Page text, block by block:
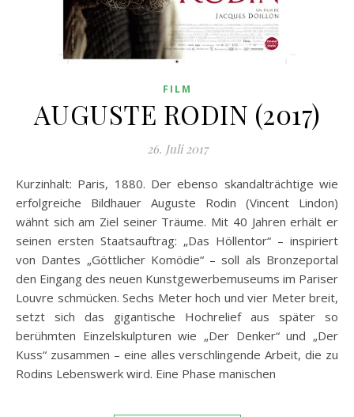
FILM
AUGUSTE RODIN (2017)
26. Juli 2017
Kurzinhalt: Paris, 1880. Der ebenso skandalträchtige wie
erfolgreiche Bildhauer Auguste Rodin (Vincent Lindon)
wähnt sich am Ziel seiner Träume. Mit 40 Jahren erhält er
seinen ersten Staatsauftrag: „Das Höllentor“ – inspiriert
von Dantes „Göttlicher Komödie“ – soll als Bronzeportal
den Eingang des neuen Kunstgewerbemuseums im Pariser
Louvre schmücken. Sechs Meter hoch und vier Meter breit,
setzt sich das gigantische Hochrelief aus später so
berühmten Einzelskulpturen wie „Der Denker“ und „Der
Kuss“ zusammen – eine alles verschlingende Arbeit, die zu
Rodins Lebenswerk wird. Eine Phase manischen